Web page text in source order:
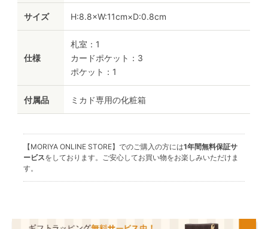
サイズ H:8.8×W:11cm×D:0.8cm
仕様
札室：1
カードポケット：3
ポケット：1
付属品 ミカド専用の化粧箱
【MORIYA ONLINE STORE】でのご購入の方には1年間無料保証サ
ービスをしております。ご安心してお買い物をお楽しみいただけま
す。